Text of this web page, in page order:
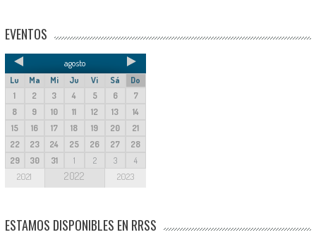
EVENTOS
agosto
Lu Ma Mi Ju Vi Sá
Do
1
2 3 4 5 6
7
8
9 10 11 12 13
14
15
16 17 18 19 20
21
22
23 24 25 26 27
28
29
30 31 1 2 3 4
2021 2022 2023
ESTAMOS DISPONIBLES EN RRSS